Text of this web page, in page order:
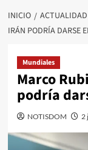
INICIO ACTUALIDAD
IRÁN PODRÍA DARSE
Mundiales
Marco
podría
NOTISDOM 2